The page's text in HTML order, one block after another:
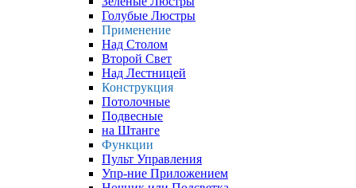
Голубые Люстры
Применение
Над Столом
Второй Свет
Над Лестницей
Конструкция
Потолочные
Подвесные
на Штанге
Функции
Пульт Управления
Упр-ние Приложением